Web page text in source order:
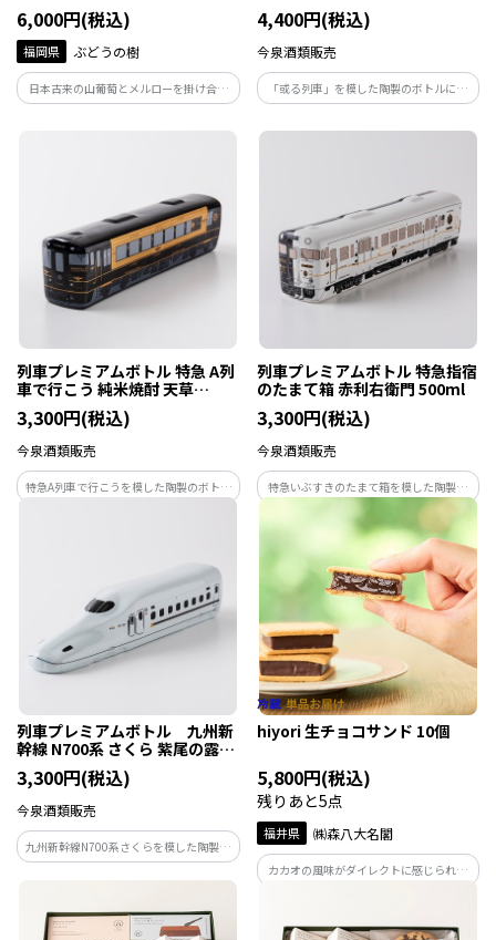
6,000円(税込)
福岡県 ぶどうの樹
日本古来の山葡萄とメルローを掛け合わ
せた「富士の夢」を100％使用したぶどう
4,400円(税込)
今泉酒類販売
「或る列車」を模した陶製のボトルに、
車内でも提供されている大分県日田市の
梅酒蔵、おおやま夢工房の梅酒「梅花爛
列車プレミアムボトル 特急 A列
車で行こう 純米焼酎 天草
3,300円(税込)
今泉酒類販売
特急A列車で行こうを模した陶製のボトル
列車プレミアムボトル 特急指宿
のたまて箱 赤利右衛門 500ml
3,300円(税込)
今泉酒類販売
特急いぶすきのたまて箱を模した陶製の
ボトルに、芋焼酎「赤利右衛門」を詰め
ました。
列車プレミアムボトル 九州新
幹線 N700系 さくら 紫尾の露
3,300円(税込)
今泉酒類販売
九州新幹線N700系さくらを模した陶製の
ボトルに、芋焼酎「甕仕込み紫尾の露」
を詰めました。
hiyori 生チョコサンド 10個
5,800円(税込)
残りあと5点
福井県 ㈱森八大名閣
カカオの風味がダイレクトに感じられる
ッキー」が一体化した人気の定番。